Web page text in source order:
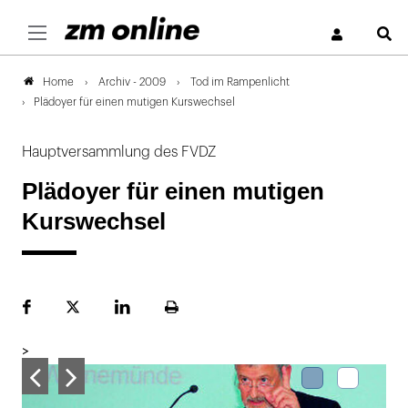
Home Archiv - 2009
Tod im Rampenlicht
Plädoyer für einen mutigen Kurswechsel
Hauptversammlung des FVDZ
Plädoyer für einen mutigen
Kurswechsel
FacebookPlattformLinekdInSeite
>